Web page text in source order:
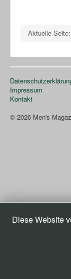
Wolli’s Welt
Aktuelle Seite:
Impressum
Kontakt
© 2026 Men's
Diese Website